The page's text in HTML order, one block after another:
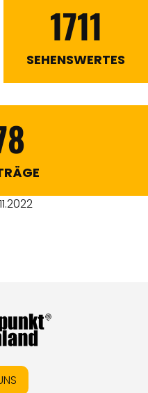
1711
SEHENSWERTES